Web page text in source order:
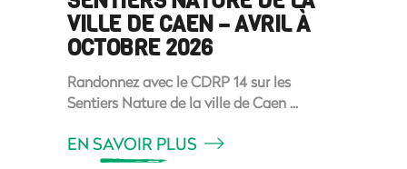
VILLE DE CAEN – AVRIL À
OCTOBRE 2026
Randonnez avec le CDRP 14 sur les
Sentiers Nature de la ville de Caen
EN SAVOIR PLUS